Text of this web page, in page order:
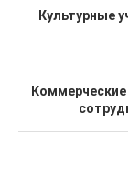
Культурные